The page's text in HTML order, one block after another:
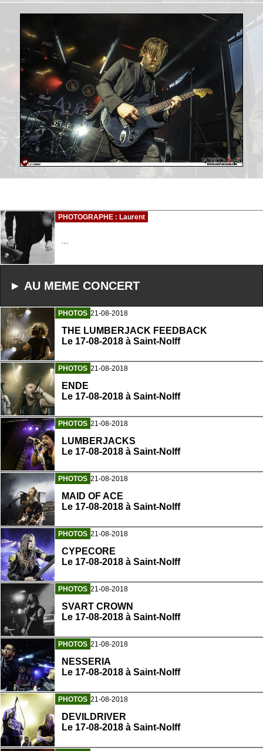
PHOTOGRAPHE : Laurent
...
► AU MEME CONCERT
PHOTOS 21-08-2018
THE LUMBERJACK FEEDBACK
Le 17-08-2018 à Saint-Nolff
PHOTOS 21-08-2018
ENDE
Le 17-08-2018 à Saint-Nolff
PHOTOS 21-08-2018
LUMBERJACKS
Le 17-08-2018 à Saint-Nolff
PHOTOS 21-08-2018
MAID OF ACE
Le 17-08-2018 à Saint-Nolff
PHOTOS 21-08-2018
CYPECORE
Le 17-08-2018 à Saint-Nolff
PHOTOS 21-08-2018
SVART CROWN
Le 17-08-2018 à Saint-Nolff
PHOTOS 21-08-2018
NESSERIA
Le 17-08-2018 à Saint-Nolff
PHOTOS 21-08-2018
DEVILDRIVER
Le 17-08-2018 à Saint-Nolff